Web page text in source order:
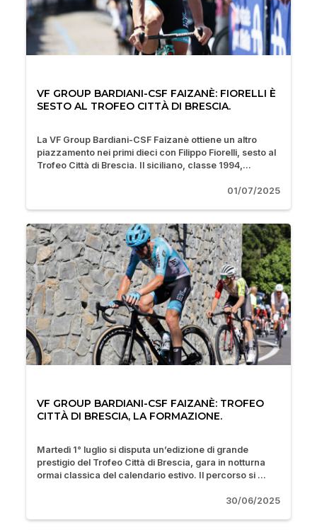
VF GROUP BARDIANI-CSF FAIZANÈ: FIORELLI È
SESTO AL TROFEO CITTÀ DI BRESCIA.
La VF Group Bardiani-CSF Faizanè ottiene un altro
piazzamento nei primi dieci con Filippo Fiorelli, sesto al
Trofeo Città di Brescia. Il siciliano, classe 1994,...
01/07/2025
VF GROUP BARDIANI-CSF FAIZANÈ: TROFEO
CITTÀ DI BRESCIA, LA FORMAZIONE.
Martedì 1° luglio si disputa un’edizione di grande
prestigio del Trofeo Città di Brescia, gara in notturna
ormai classica del calendario estivo. Il percorso si ...
30/06/2025